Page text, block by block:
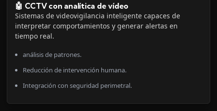
🤖 CCTV con analítica de vídeo
Sistemas de videovigilancia inteligente capaces de
interpretar comportamientos y generar alertas en
tiempo real.
análisis de patrones.
Reducción de intervención humana.
Integración con seguridad perimetral.